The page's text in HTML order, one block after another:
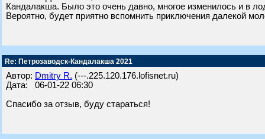
Кандалакша. Было это очень давно, многое изменилось и в
Вероятно, будет приятно вспомнить приключения далекой
Re: Петрозаводск-Кандалакша 2021
Автор: Dmitry R. (---.225.120.176.lofisnet.ru)
Дата: 06-01-22 06:30
Спасибо за отзыв, буду стараться!